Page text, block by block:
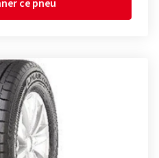
ce pneu